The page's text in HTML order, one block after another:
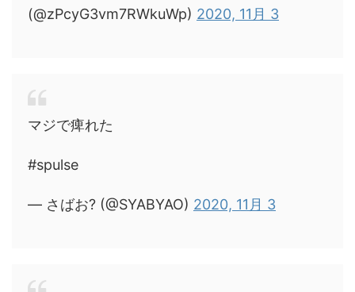
(@zPcyG3vm7RWkuWp) 2020, 11月 3
マジで痺れた
#spulse
— さばお? (@SYABYAO) 2020, 11月 3